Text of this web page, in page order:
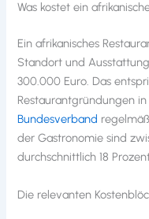
Was kostet ein
Ein afrikanisches
Standort und
300.000 Euro. Das
Restaurantgründungen
Bundesverband
der Gastronomie sind
durchschnittlich 18
Die relevanten